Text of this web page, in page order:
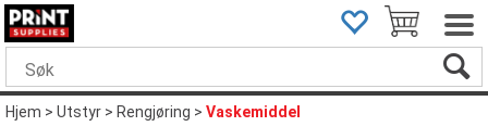
Hjem>Utstyr>Rengjøring>Vaskemiddel